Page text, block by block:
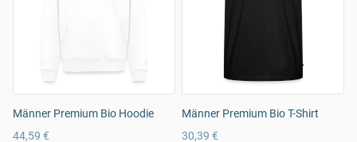
Männer Premium Bio Hoodie
44,59 €
Männer Premium Bio T-Shirt
30,39 €